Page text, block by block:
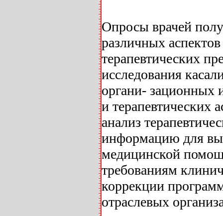
Опросы врачей
различных
терапевтических
исследования
органи- зационных
и терапевтических
анализ
информацию для
медицинской
требованиям
коррекции
отраслевых